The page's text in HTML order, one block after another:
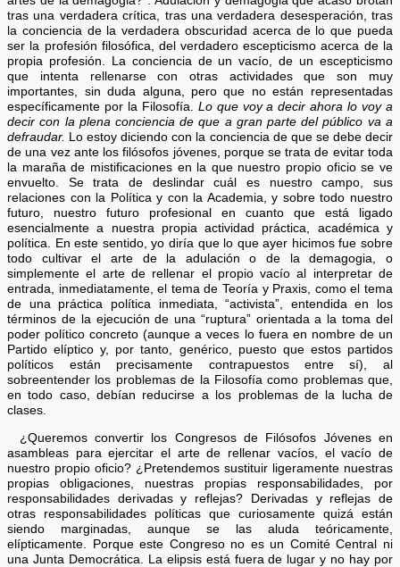
tras una verdadera crítica, tras una verdadera desesperación, tras
la conciencia de la verdadera obscuridad acerca de lo que pueda
ser la profesión filosófica, del verdadero escepticismo acerca de la
propia profesión. La conciencia de un vacío, de un escepticismo
que intenta rellenarse con otras actividades que son muy
importantes, sin duda alguna, pero que no están representadas
específicamente por la Filosofía. Lo que voy a decir ahora lo voy a
decir con la plena conciencia de que a gran parte del público va a
defraudar. Lo estoy diciendo con la conciencia de que se debe decir
de una vez ante los filósofos jóvenes, porque se trata de evitar toda
la maraña de mistificaciones en la que nuestro propio oficio se ve
envuelto. Se trata de deslindar cuál es nuestro campo, sus
relaciones con la Política y con la Academia, y sobre todo nuestro
futuro, nuestro futuro profesional en cuanto que está ligado
esencialmente a nuestra propia actividad práctica, académica y
política. En este sentido, yo diría que lo que ayer hicimos fue sobre
todo cultivar el arte de la adulación o de la demagogia, o
simplemente el arte de rellenar el propio vacío al interpretar de
entrada, inmediatamente, el tema de Teoría y Praxis, como el tema
de una práctica política inmediata, “activista”, entendida en los
términos de la ejecución de una “ruptura” orientada a la toma del
poder político concreto (aunque a veces lo fuera en nombre de un
Partido elíptico y, por tanto, genérico, puesto que estos partidos
políticos están precisamente contrapuestos entre sí), al
sobreentender los problemas de la Filosofía como problemas que,
en todo caso, debían reducirse a los problemas de la lucha de
clases.
¿Queremos convertir los Congresos de Filósofos Jóvenes en
asambleas para ejercitar el arte de rellenar vacíos, el vacío de
nuestro propio oficio? ¿Pretendemos sustituir ligeramente nuestras
propias obligaciones, nuestras propias responsabilidades, por
responsabilidades derivadas y reflejas? Derivadas y reflejas de
otras responsabilidades políticas que curiosamente quizá están
siendo marginadas, aunque se las aluda teóricamente,
elípticamente. Porque este Congreso no es un Comité Central ni
una Junta Democrática. La elipsis está fuera de lugar y no hay por